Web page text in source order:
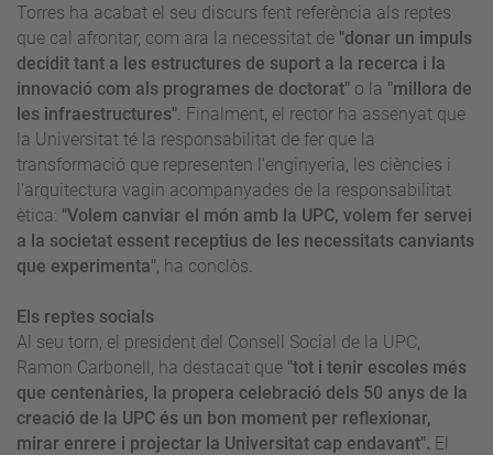
Torres ha acabat el seu discurs fent referència als reptes
que cal afrontar, com ara la necessitat de "donar un impuls
decidit tant a les estructures de suport a la recerca i la
innovació com als programes de doctorat" o la "millora de
les infraestructures" . Finalment, el rector ha assenyat que
la Universitat té la responsabilitat de fer que la
transformació que representen l'enginyeria, les ciències i
l'arquitectura vagin acompanyades de la responsabilitat
ètica: "Volem canviar el món amb la UPC, volem fer servei
a la societat essent receptius de les necessitats canviants
que experimenta" , ha conclòs.
Els reptes socials
Al seu torn, el president del Consell Social de la UPC,
Ramon Carbonell, ha destacat que "tot i tenir escoles més
que centenàries, la propera celebració dels 50 anys de la
creació de la UPC és un bon moment per reflexionar,
mirar enrere i projectar la Universitat cap endavant". El